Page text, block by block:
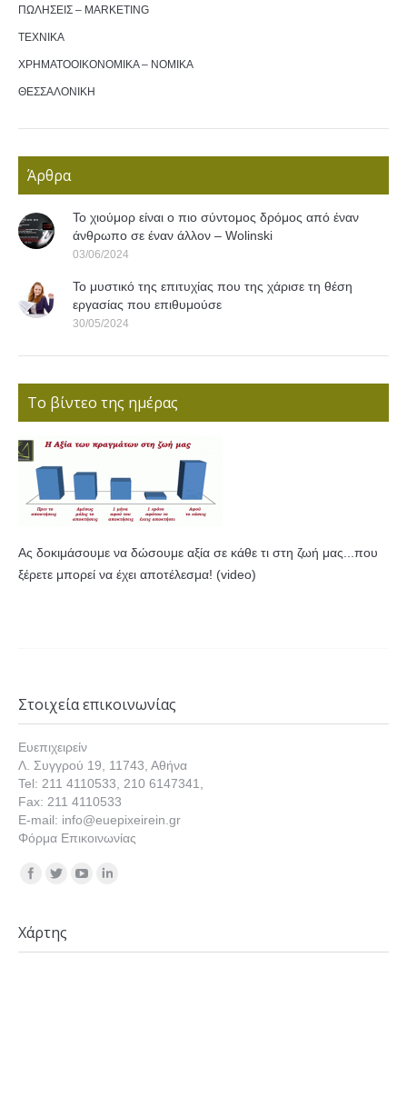
ΠΩΛΗΣΕΙΣ – MARKETING
ΤΕΧΝΙΚΑ
ΧΡΗΜΑΤΟΟΙΚΟΝΟΜΙΚΑ – ΝΟΜΙΚΑ
ΘΕΣΣΑΛΟΝΙΚΗ
Άρθρα
Το χιούμορ είναι ο πιο σύντομος δρόμος από έναν
άνθρωπο σε έναν άλλον – Wolinski
03/06/2024
Το μυστικό της επιτυχίας που της χάρισε τη θέση
εργασίας που επιθυμούσε
30/05/2024
Το βίντεο της ημέρας
Ας δοκιμάσουμε να δώσουμε αξία σε κάθε τι στη ζωή μας...που
ξέρετε μπορεί να έχει αποτέλεσμα! (video)
Στοιχεία επικοινωνίας
Ευεπιχειρείν
Λ. Συγγρού 19, 11743, Αθήνα
Tel: 211 4110533, 210 6147341,
Fax: 211 4110533
E-mail: info@euepixeirein.gr
Φόρμα Επικοινωνίας
Find us on:
Χάρτης